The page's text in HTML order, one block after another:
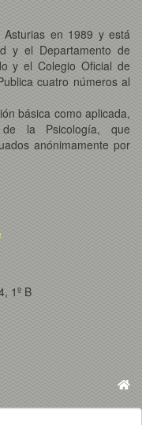
en 1989 y está
y el Departamento de
y el Colegio Oficial de
cuatro números al
básica como aplicada,
de la Psicología, que
anónimamente por
1º B